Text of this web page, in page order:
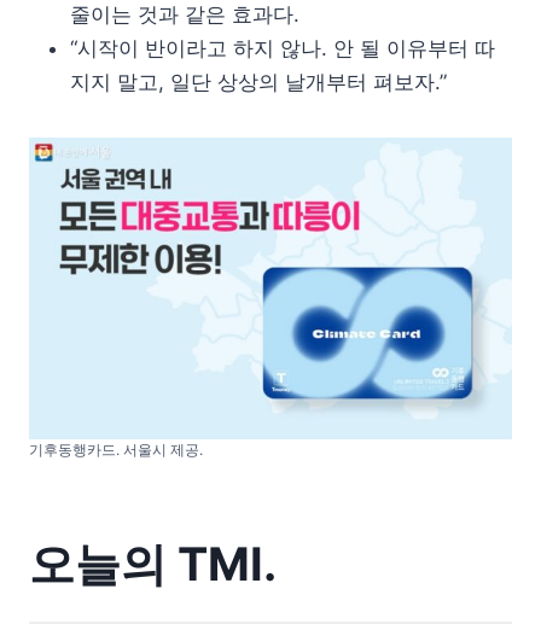
줄이는 것과 같은 효과다.
“시작이 반이라고 하지 않나. 안 될 이유부터 따
지지 말고, 일단 상상의 날개부터 펴보자.”
기후동행카드. 서울시 제공.
오늘의 TMI.